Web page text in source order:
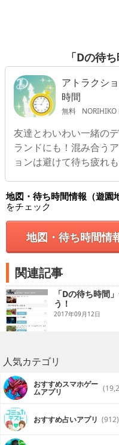
「Dの待
アトラクシ
時間
無料 NORIHIKO
友達とわいわい一緒の
ランドにも！混み合う
ョンは避けて待ち疲れも
地図・待ち時間情報（遊園
をチェック
地図・待ち時間情
関連記事
「Dの待ち時間
う！
2017年09月12日
人気カテゴリ
おすすめスマホゲー
ムアプリ
おすすめ占いアプリ (912)